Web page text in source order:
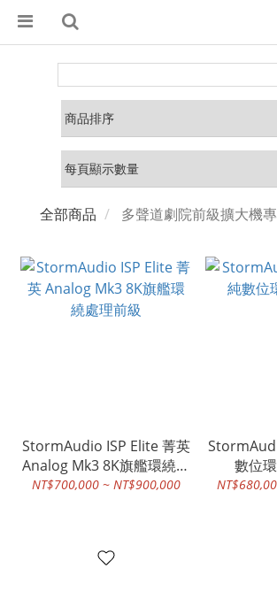
全部商品 多聲道劇院前級擴大機
StormAudio ISP Elite 菁英
Analog Mk3 8K旗艦環繞處
理前級
NT$700,000 ~ NT$900,000
數位